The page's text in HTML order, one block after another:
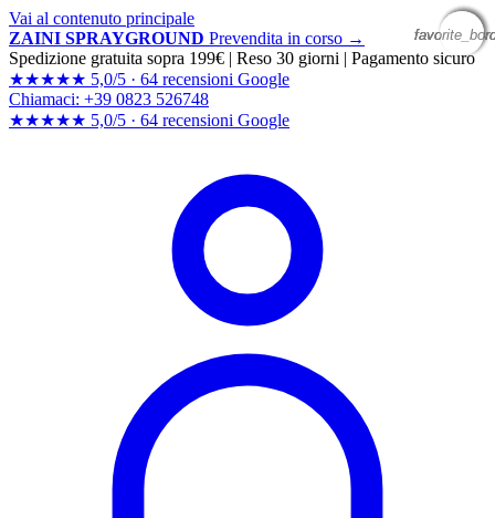
Vai al contenuto principale
ZAINI SPRAYGROUND Prevendita in corso →
Spedizione gratuita sopra 199€ | Reso 30 giorni | Pagamento sicuro
★★★★★ 5,0/5 · 64 recensioni Google
Chiamaci: +39 0823 526748
★★★★★ 5,0/5 · 64 recensioni Google